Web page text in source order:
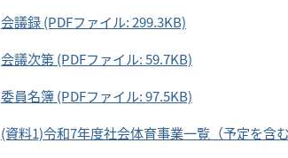
会議録 (PDFファイル: 299.3KB)
会議次第 (PDFファイル: 59.7KB)
委員名簿 (PDFファイル: 97.5KB)
(資料1)令和7年度社会体育事業一覧（予定を含